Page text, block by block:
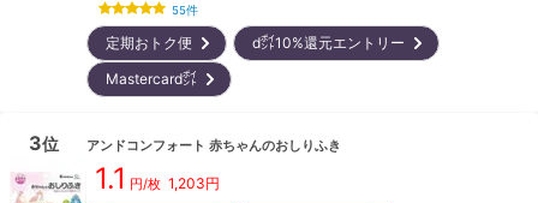
55件
定期おトク便
d㌽10%還元エントリー
Mastercard㌽
3位 アンドコンフォート 赤ちゃんのおしりふき
1.1 円/枚 1,203円